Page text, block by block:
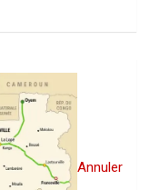
Annuler